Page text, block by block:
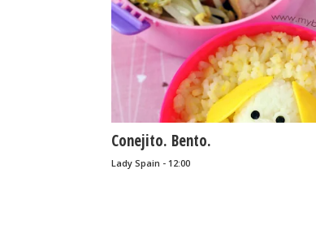
Conejito. Bento.
Lady Spain - 12:00